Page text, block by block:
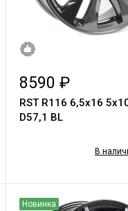
8590 ₽
RST R116 6,5x16 5x100
D57,1 BL
В
Новинка